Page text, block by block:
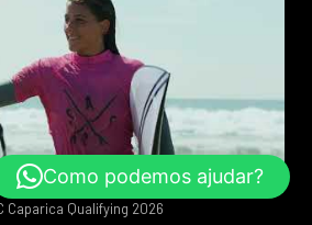
Caparica Qualifying 2026
Como podemos ajudar?